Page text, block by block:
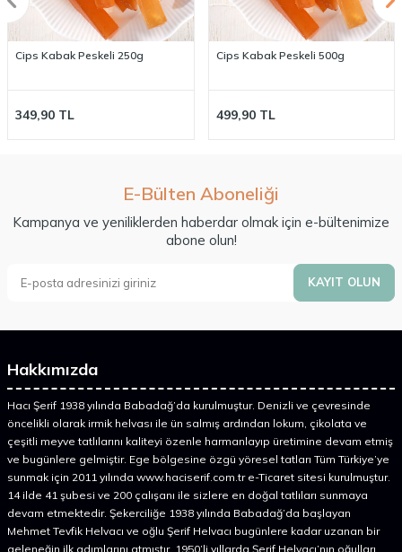
Cips Kabak Peskeli 250g
349,90 TL
Cips Kabak Peskeli 500g
499,90TL
E-Bülten Aboneliği
Kampanya ve yeniliklerden haberdar olmak için e-bültenimize
abone olun!
KAYIT OLUN
Hakkımızda
Hacı Şerif 1938 yılında Babadağ’da kurulmuştur. Denizli ve çevresinde
öncelikli olarak irmik helvası ile ün salmış ardından lokum, çikolata ve
çeşitli meyve tatlılarını kaliteyi özenle harmanlayıp üretimine devam etmiş
ve bugünlere gelmiştir. Ege bölgesine özgü yöresel tatları Tüm Türkiye’ye
sunmak için 2011 yılında www.haciserif.com.tr e-Ticaret sitesi kurulmuştur.
14 ilde 41 şubesi ve 200 çalışanı ile sizlere en doğal tatlıları sunmaya
devam etmektedir. Şekerciliğe 1938 yılında Babadağ’da başlayan
Mehmet Tevfik Helvacı ve oğlu Şerif Helvacı bugünlere kadar uzanan bir
geleneğin ilk adımlarını atmıştır. 1950’li yıllarda Şerif Helvacı’nın oğulları